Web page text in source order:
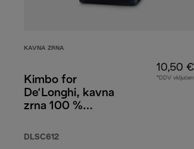
KAVNA ZRNA
Kimbo for
De‘Longhi, kavna
zrna 100 %
DLSC612
10,50 €
*DDV vključen